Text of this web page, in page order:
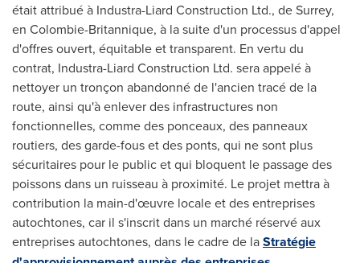
était attribué à Industra-Liard Construction Ltd., de Surrey,
en Colombie-Britannique, à la suite d'un processus d'appel
d'offres ouvert, équitable et transparent. En vertu du
contrat, Industra-Liard Construction Ltd. sera appelé à
nettoyer un tronçon abandonné de l'ancien tracé de la
route, ainsi qu'à enlever des infrastructures non
fonctionnelles, comme des ponceaux, des panneaux
routiers, des garde-fous et des ponts, qui ne sont plus
sécuritaires pour le public et qui bloquent le passage des
poissons dans un ruisseau à proximité. Le projet mettra à
contribution la main-d'œuvre locale et des entreprises
autochtones, car il s'inscrit dans un marché réservé aux
entreprises autochtones, dans le cadre de laStratégie